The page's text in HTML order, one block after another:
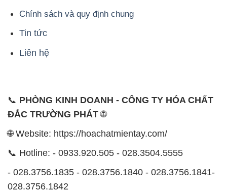
Chính sách và quy định chung
Tin tức
Liên hệ
📞 PHÒNG KINH DOANH - CÔNG TY HÓA CHẤT
ĐẮC TRƯỜNG PHÁT🌐
🌐 Website: https://hoachatmientay.com/
📞 Hotline: - 0933.920.505 - 028.3504.5555
- 028.3756.1835 - 028.3756.1840 - 028.3756.1841-
028.3756.1842